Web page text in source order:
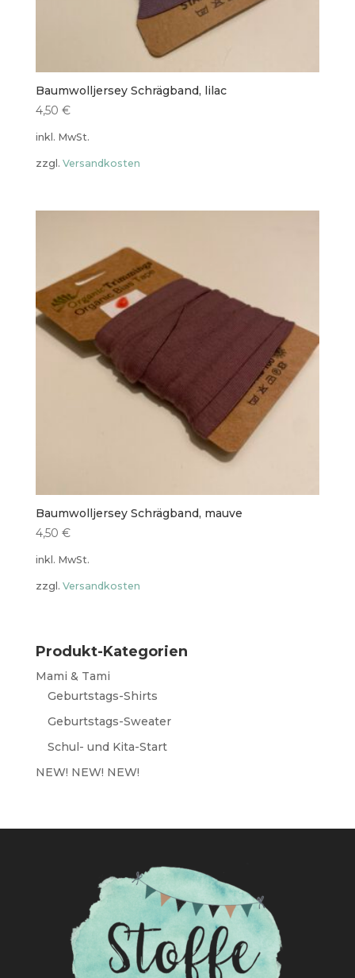
Baumwolljersey Schrägband, lilac
4,50 €
inkl. MwSt.
zzgl. Versandkosten
Baumwolljersey Schrägband, mauve
4,50 €
inkl. MwSt.
zzgl. Versandkosten
Produkt-Kategorien
Mami & Tami
Geburtstags-Shirts
Geburtstags-Sweater
Schul- und Kita-Start
NEW! NEW! NEW!